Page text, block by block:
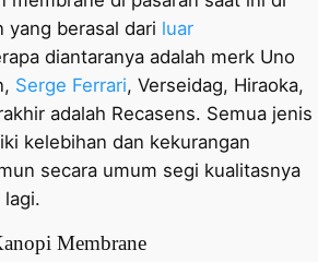
yang berasal dari luar
diantaranya adalah merk Uno
Serge Ferrari, Verseidag, Hiraoka,
adalah Recasens. Semua jenis
kelebihan dan kekurangan
secara umum segi kualitasnya
lagi.
Membrane